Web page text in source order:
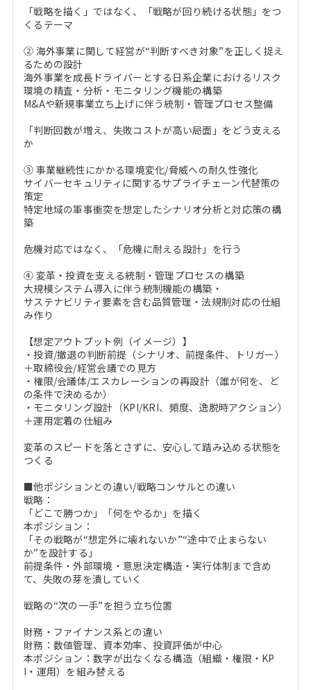
「戦略を描く」ではなく、「戦略が回り続ける状態」をつ
くるテーマ
② 海外事業に関して経営が“判断すべき対象”を正しく捉え
るための設計
海外事業を成長ドライバーとする日系企業におけるリスク
環境の精査・分析・モニタリング機能の構築
M&Aや新規事業立ち上げに伴う統制・管理プロセス整備
「判断回数が増え、失敗コストが高い局面」をどう支える
か
③ 事業継続性にかかる環境変化/脅威への耐久性強化
サイバーセキュリティに関するサプライチェーン代替策の
策定
特定地域の軍事衝突を想定したシナリオ分析と対応策の構
築
危機対応ではなく、「危機に耐える設計」を行う
④ 変革・投資を支える統制・管理プロセスの構築
大規模システム導入に伴う統制機能の構築・
サステナビリティ要素を含む品質管理・法規制対応の仕組
み作り
【想定アウトプット例（イメージ）】
・投資/撤退の判断前提（シナリオ、前提条件、トリガー）
＋取締役会/経営会議での見方
・権限/会議体/エスカレーションの再設計（誰が何を、ど
の条件で決めるか）
・モニタリング設計（KPI/KRI、頻度、逸脱時アクション）
＋運用定着の仕組み
変革のスピードを落とさずに、安心して踏み込める状態を
つくる
■他ポジションとの違い/戦略コンサルとの違い
戦略：
「どこで勝つか」「何をやるか」を描く
本ポジション：
「その戦略が“想定外に壊れないか”“途中で止まらない
か”を設計する」
前提条件・外部環境・意思決定構造・実行体制まで含め
て、失敗の芽を潰していく
戦略の“次の一手”を担う立ち位置
財務・ファイナンス系との違い
財務：数値管理、資本効率、投資評価が中心
本ポジション：数字が出なくなる構造（組織・権限・KP
I・運用）を組み替える